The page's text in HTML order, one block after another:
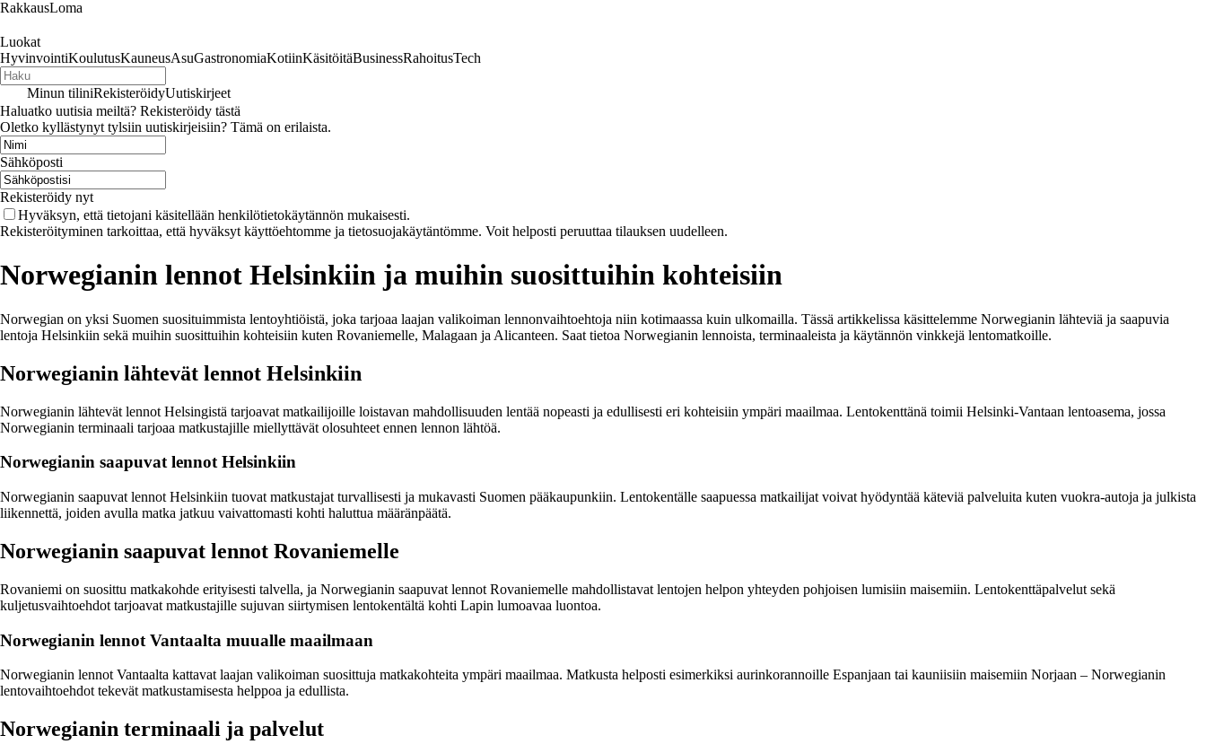
RakkausLoma
Luokat
HyvinvointiKoulutusKauneusAsuGastronomiaKotiinKäsitöitäBusinessRahoitusTech
Minun tiliniRekisteröidyUutiskirjeet
Haluatko uutisia meiltä? Rekisteröidy tästä
Oletko kyllästynyt tylsiin uutiskirjeisiin? Tämä on erilaista.
Sähköposti
Rekisteröidy nyt
Hyväksyn, että tietojani käsitellään henkilötietokäytännön mukaisesti.
Rekisteröityminen tarkoittaa, että hyväksyt käyttöehtomme ja tietosuojakäytäntömme. Voit helposti peruuttaa tilauksen uudelleen.
Norwegianin lennot Helsinkiin ja muihin suosittuihin kohteisiin
Norwegian on yksi Suomen suosituimmista lentoyhtiöistä, joka tarjoaa laajan valikoiman lennonvaihtoehtoja niin kotimaassa kuin ulkomailla. Tässä artikkelissa käsittelemme Norwegianin lähteviä ja saapuvia
lentoja Helsinkiin sekä muihin suosittuihin kohteisiin kuten Rovaniemelle, Malagaan ja Alicanteen. Saat tietoa Norwegianin lennoista, terminaaleista ja käytännön vinkkejä lentomatkoille.
Norwegianin lähtevät lennot Helsinkiin
Norwegianin lähtevät lennot Helsingistä tarjoavat matkailijoille loistavan mahdollisuuden lentää nopeasti ja edullisesti eri kohteisiin ympäri maailmaa. Lentokenttänä toimii Helsinki-Vantaan lentoasema, jossa
Norwegianin terminaali tarjoaa matkustajille miellyttävät olosuhteet ennen lennon lähtöä.
Norwegianin saapuvat lennot Helsinkiin
Norwegianin saapuvat lennot Helsinkiin tuovat matkustajat turvallisesti ja mukavasti Suomen pääkaupunkiin. Lentokentälle saapuessa matkailijat voivat hyödyntää käteviä palveluita kuten vuokra-autoja ja julkista
liikennettä, joiden avulla matka jatkuu vaivattomasti kohti haluttua määränpäätä.
Norwegianin saapuvat lennot Rovaniemelle
Rovaniemi on suosittu matkakohde erityisesti talvella, ja Norwegianin saapuvat lennot Rovaniemelle mahdollistavat lentojen helpon yhteyden pohjoisen lumisiin maisemiin. Lentokenttäpalvelut sekä
kuljetusvaihtoehdot tarjoavat matkustajille sujuvan siirtymisen lentokentältä kohti Lapin lumoavaa luontoa.
Norwegianin lennot Vantaalta muualle maailmaan
Norwegianin lennot Vantaalta kattavat laajan valikoiman suosittuja matkakohteita ympäri maailmaa. Matkusta helposti esimerkiksi aurinkorannoille Espanjaan tai kauniisiin maisemiin Norjaan – Norwegianin
lentovaihtoehdot tekevät matkustamisesta helppoa ja edullista.
Norwegianin terminaali ja palvelut